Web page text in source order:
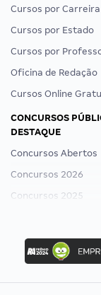
Cursos por Carreira
Cursos por Estado
Cursos por
Oficina de Redação
Cursos Online
CONCURSOS
DESTAQUE
Concursos Abertos
Concursos 2026
Concursos 2025
Concurso Ibama
Concurso MPU
Editais publicados